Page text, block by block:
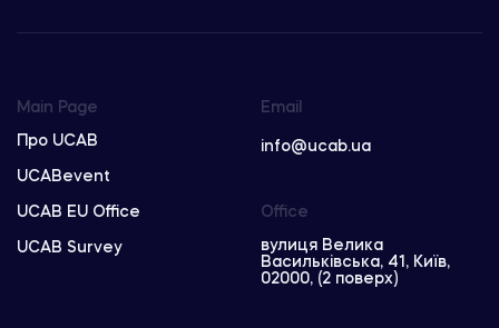
Main Page
Про UCAB
UCABevent
UCAB EU Office
UCAB Survey
Email
info@ucab.ua
Office
вулиця Велика
Васильківська, 41, Київ,
02000, (2 поверх)